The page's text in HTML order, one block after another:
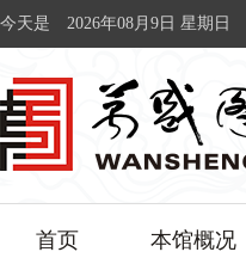
今天是 2026年08月9日 星期日
首页 本馆概况